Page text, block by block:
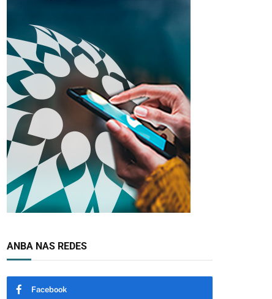
ANBA NAS REDES
Facebook